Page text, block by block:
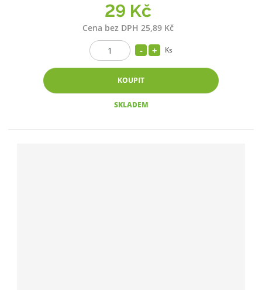
29 Kč
Cena bez DPH 25,89 Kč
Ks
KOUPIT
SKLADEM